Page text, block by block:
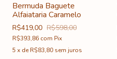
Bermuda Baguete
Alfaiataria Caramelo
R$419,00 R$598,00
R$393,86 com Pix
5 x deR$83,80 sem juros